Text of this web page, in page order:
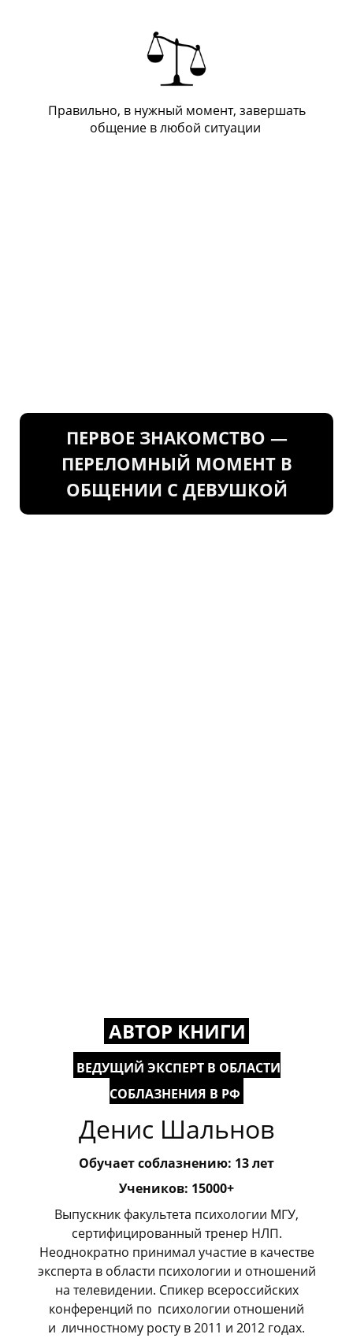
Правильно, в нужный момент, завершать
общение в любой ситуации
ПЕРВОЕ ЗНАКОМСТВО —
ПЕРЕЛОМНЫЙ МОМЕНТ В
ОБЩЕНИИ С ДЕВУШКОЙ
АВТОР КНИГИ
ВЕДУЩИЙ ЭКСПЕРТ В ОБЛАСТИ
СОБЛАЗНЕНИЯ В РФ
Денис Шальнов
Обучает соблазнению: 13 лет
Учеников: 15000+
Выпускник факультета психологии МГУ,
сертифицированный тренер НЛП.
Неоднократно принимал участие в качестве
эксперта в области психологии и отношений
на телевидении. Спикер всероссийских
конференций по психологии отношений
и личностному росту в 2011 и 2012 годах.